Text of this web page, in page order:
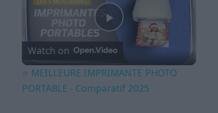
Play
Video
Watch on
⭐️ MEILLEURE IMPRIMANTE PHOTO
PORTABLE - Comparatif 2025